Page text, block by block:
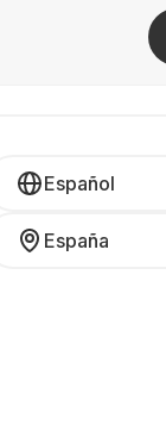
Español
España